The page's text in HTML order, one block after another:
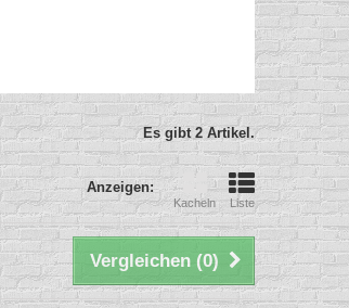
Es gibt 2 Artikel.
Anzeigen:
Kacheln Liste
Vergleichen (0)